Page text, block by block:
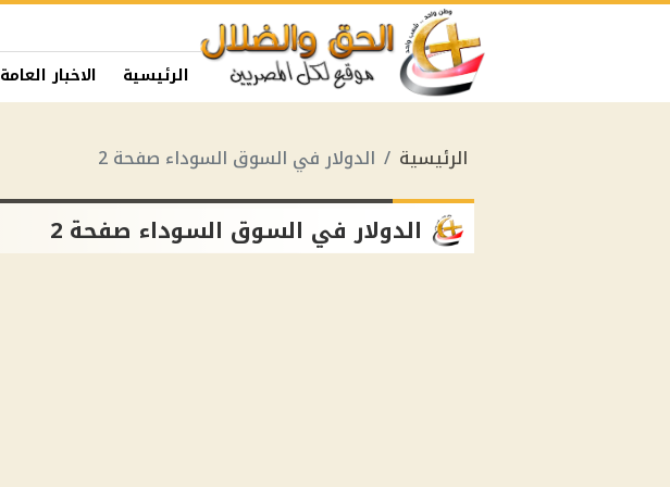
الرئيسية الاخبار العامة
الرئيسية الدولار في السوق السوداء صفحة 2
الدولار في السوق السوداء صفحة 2